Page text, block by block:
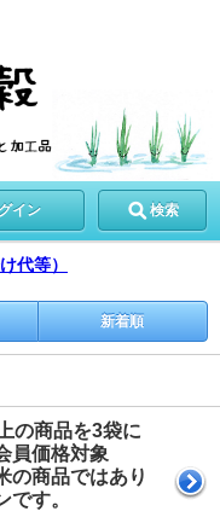
イン 検索
代等）
新着順
の商品を3袋に
価格対象
商品ではあり
です。